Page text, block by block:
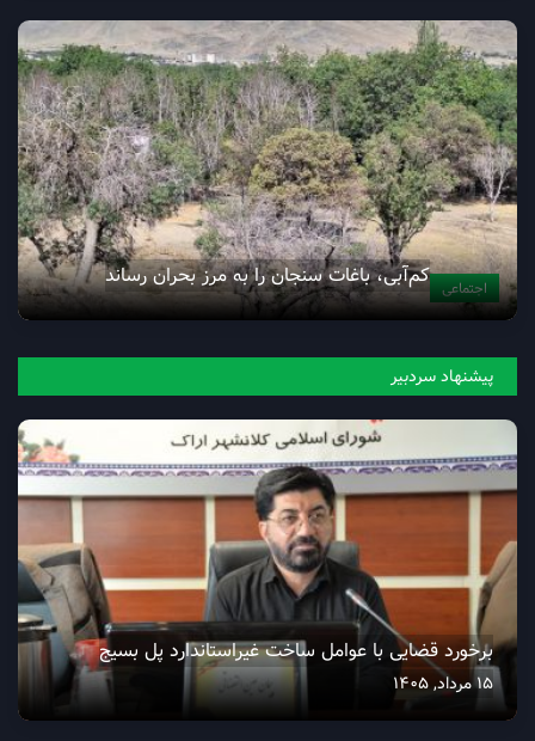
اجتماعی کم‌آبی، باغات سنجان‌ را به مرز بحران رساند
پیشنهاد سردبیر
برخورد قضایی با عوامل ساخت غیراستاندارد پل بسیج
15 مرداد, 1405